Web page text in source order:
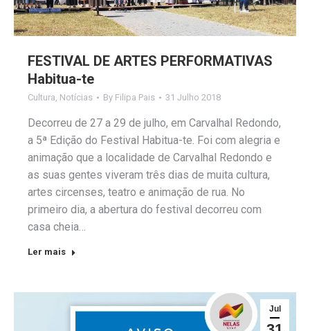
FESTIVAL DE ARTES PERFORMATIVAS
Habitua-te
Cultura Notícias By Filipa Pais 31 Julho 2018
Decorreu de 27 a 29 de julho, em Carvalhal Redondo,
a 5ª Edição do Festival Habitua-te. Foi com alegria e
animação que a localidade de Carvalhal Redondo e
as suas gentes viveram três dias de muita cultura,
artes circenses, teatro e animação de rua. No
primeiro dia, a abertura do festival decorreu com
casa cheia…
Ler mais
Jul